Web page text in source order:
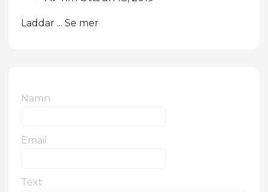
Laddar ... Se mer
Namn
Email
Text